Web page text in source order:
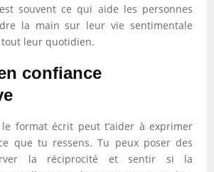
souvent ce qui aide les personnes
la main sur leur vie sentimentale
leur quotidien.
confiance
format écrit peut t’aider à exprimer
que tu ressens. Tu peux poser des
la réciprocité et sentir si la